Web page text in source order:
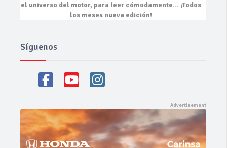
el universo del motor, para leer cómodamente… ¡Todos
los meses nueva edición!
Síguenos